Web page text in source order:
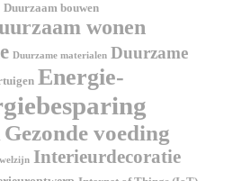
Duurzaam bouwen
wonen
Duurzame materialen Duurzame
Energie-
Gezonde voeding
Interieurdecoratie